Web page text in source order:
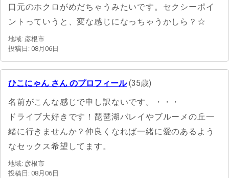
口元のホクロがめだちゃうみたいです。セクシーポイ
ントっていうと、変な感じになっちゃうかしら？☆
地域: 彦根市
投稿日: 08月06日
ひこにゃん さん のプロフィール(35歳)
名前がこんな感じで申し訳ないです。・・・
ドライブ大好きです！琵琶湖バレイやブルーメの丘一
緒に行きませんか？仲良くなれば一緒に愛のあるよう
なセックス希望してます。
地域: 彦根市
投稿日: 08月06日